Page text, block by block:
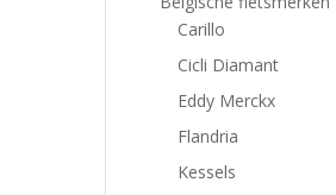
Carillo
Cicli Diamant
Eddy Merckx
Flandria
Kessels